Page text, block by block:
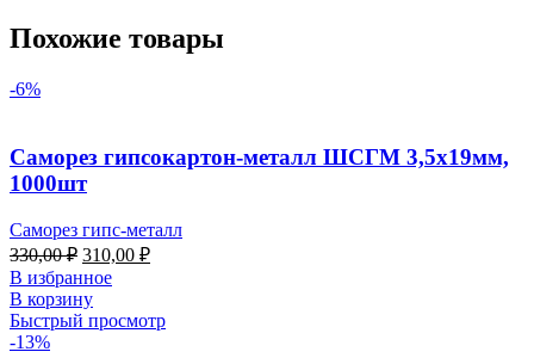
Похожие товары
-6%
Саморез гипсокартон-металл ШСГМ 3,5х19мм,
1000шт
Саморез гипс-металл
330,00₽ 310,00 ₽
В избранное
В корзину
Быстрый просмотр
-13%